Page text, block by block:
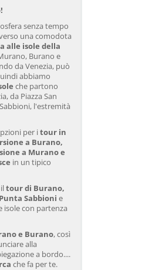
senza tempo
una comodota
alle isole della
Burano e
da Venezia, può
abbiamo
che partono
da Piazza San
l'estremità
per itour in
a Burano,
a Murano e
in un tipico
tour di Burano,
Sabbioni e
isole con partenza
e Burano, così
alla
a bordo....
che fa per te.